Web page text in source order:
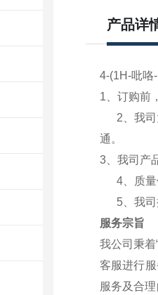
产品详
4-(1H-吡咯
1、订购前
2、我司
通 。
3、我司产
4、质量
5、我司
服务宗旨
我公司秉
客服进行
服务及合